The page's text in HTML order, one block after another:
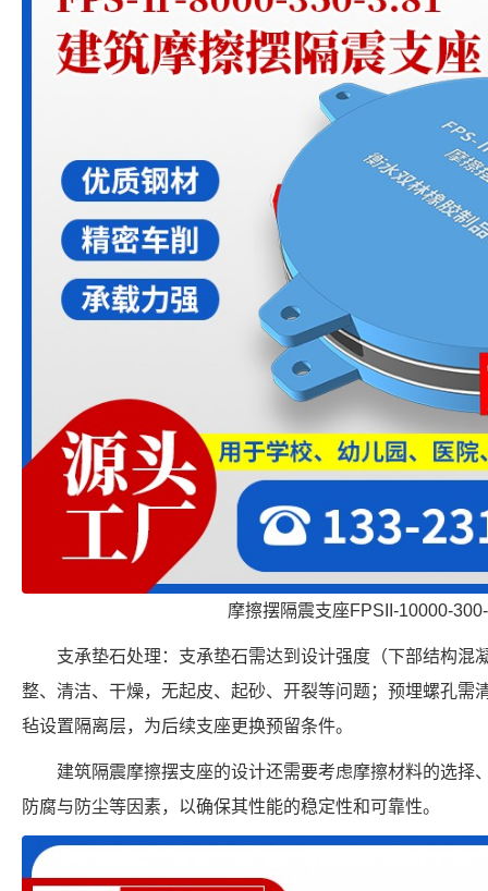
摩擦摆隔震支座FPSII-10000-
支承垫石处理：支承垫石需达到设计强度（下部结构混
整、清洁、干燥，无起皮、起砂、开裂等问题；预埋螺孔需
毡设置隔离层，为后续支座更换预留条件。
建筑隔震摩擦摆支座的设计还需要考虑摩擦材料的选择
防腐与防尘等因素，以确保其性能的稳定性和可靠性。